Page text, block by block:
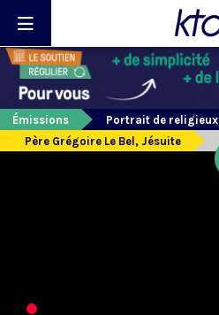
Émissions
Portrait de religieux
Père Grégoire Le Bel, Jésuite